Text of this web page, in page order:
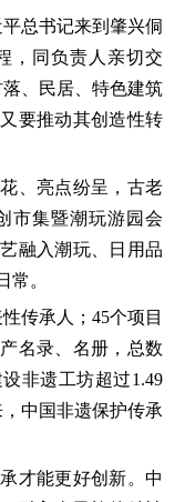
总书记来到肇兴侗
，同负责人亲切交
、民居、特色建筑
要推动其创造性转
、亮点纷呈，古老
市集暨潮玩游园会
融入潮玩、日用品
常。
传承人；45个项目
名录、名册，总数
非遗工坊超过1.49
中国非遗保护传承
才能更好创新。中